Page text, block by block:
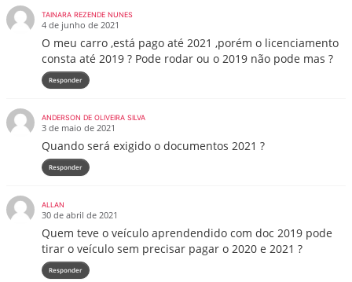
TAINARA REZENDE NUNES
4 de junho de 2021
O meu carro ,está pago até 2021 ,porém o licenciamento
consta até 2019 ? Pode rodar ou o 2019 não pode mas ?
Responder
ANDERSON DE OLIVEIRA SILVA
3 de maio de 2021
Quando será exigido o documentos 2021 ?
Responder
ALLAN
30 de abril de 2021
Quem teve o veículo aprendendido com doc 2019 pode
tirar o veículo sem precisar pagar o 2020 e 2021 ?
Responder